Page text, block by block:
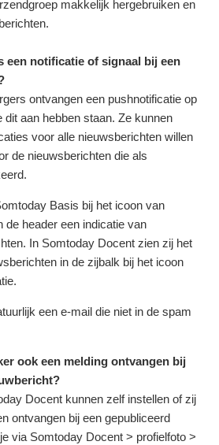
makkelijk hergebruiken en
een notificatie of signaal bij een
ontvangen een pushnotificatie op
dit aan hebben staan. Ze kunnen
voor alle nieuwsberichten willen
de nieuwsberichten die als
Basis bij het icoon van
de header een indicatie van
In Somtoday Docent zien zij het
in de zijbalk bij het icoon
een e-mail die niet in de spam
ook een melding ontvangen bij
Docent kunnen zelf instellen of zij
ontvangen bij een gepubliceerd
via Somtoday Docent > profielfoto >